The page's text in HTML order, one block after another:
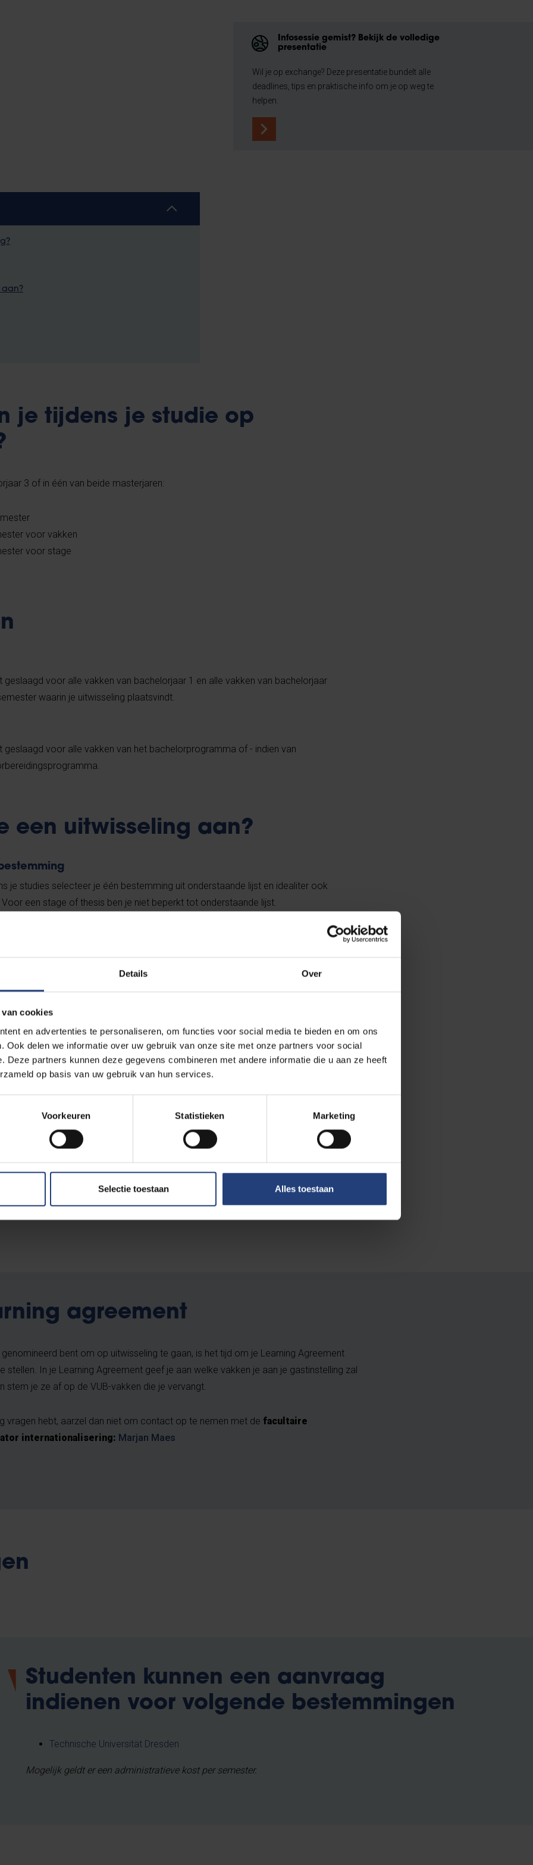
Details Over
van cookies
en advertenties te personaliseren, om functies voor social media te bieden en om ons
Ook delen we informatie over uw gebruik van onze site met onze partners voor social
Deze partners kunnen deze gegevens combineren met andere informatie die u aan ze heeft
op basis van uw gebruik van hun services.
Voorkeuren Statistieken Marketing
Selectie toestaan Alles toestaan
Infosessie gemist? Bekijk de volledige
presentatie
Wil je op exchange? Deze presentatie bundelt alle
deadlines, tips en praktische info om je op weg te
helpen.
aan?
je tijdens je studie op
3 of in één van beide masterjaren:
voor vakken
voor stage
geslaagd voor alle vakken van bachelorjaar 1 en alle vakken van bachelorjaar
waarin je uitwisseling plaatsvindt.
geslaagd voor alle vakken van het bachelorprogramma of - indien van
een uitwisseling aan?
je studies selecteer je één bestemming uit onderstaande lijst en idealiter ook
een stage of thesis ben je niet beperkt tot onderstaande lijst.
en semester
bestemming
(mogelijkheden vind je op dezewebsite) en eventueel een back-up
thesis ben je niet beperkt tot deze lijst.
up) en semester
pagina in het Engels). Deze brief moet bestaan uit zowel een persoonlijke als
Prof. Yue Gao
agreement
bent om op uitwisseling te gaan, is het tijd om je Learning Agreement
stellen. In je Learning Agreement geef je aan welke vakken je aan je gastinstelling zal
stem je ze af op de VUB-vakken die je vervangt.
vragen hebt, aarzel dan niet om contact op te nemen met de facultaire
internationalisering: Marjan Maes
Studenten kunnen een aanvraag
indienen voor volgende bestemmingen
Technische Universität Dresden
Mogelijk geldt er een administratieve kost per semester.